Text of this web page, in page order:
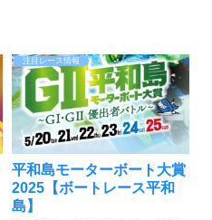
注目レース情報
平和島モーターボート大賞
2025【ボートレース平和
島】